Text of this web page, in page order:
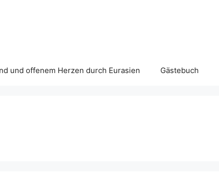
und offenem Herzen durch Eurasien Gästebuch